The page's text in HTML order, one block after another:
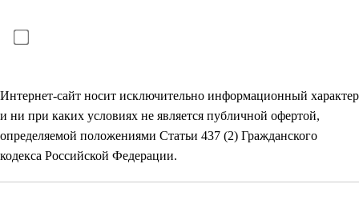
Интернет-сайт носит исключительно информационный характер
и ни при каких условиях не является публичной офертой,
определяемой положениями Статьи 437 (2) Гражданского
кодекса Российской Федерации.